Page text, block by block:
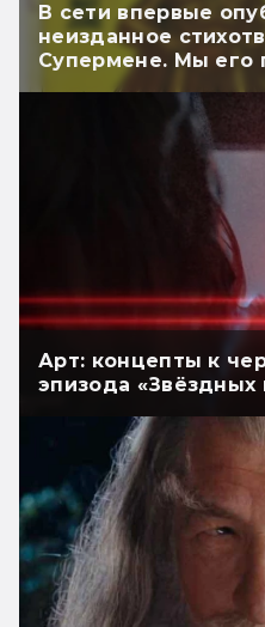
В сети впервые
неизданное
Супермене. Мы его
Арт: концепты к
эпизода «Звёздных